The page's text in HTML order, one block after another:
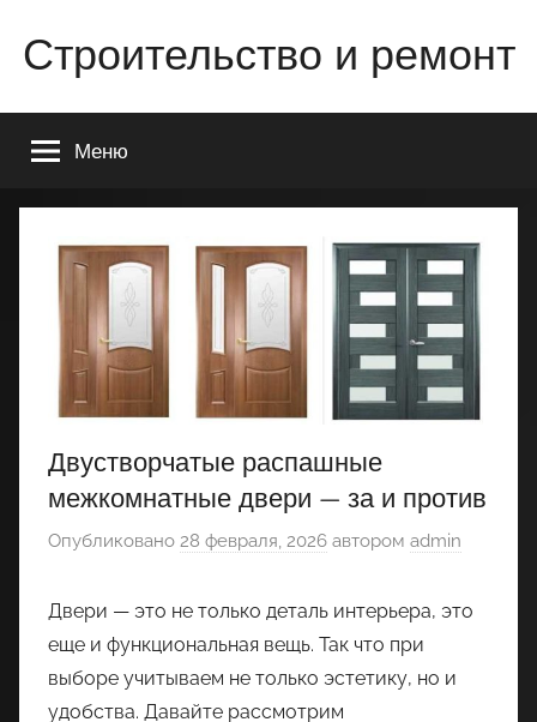
содержимому
Строительство и ремонт
строительстве
ремонте
Вашего
Меню
Двустворчатые распашные
межкомнатные двери — за и против
Опубликовано 28 февраля, 2026 автором admin
Двери — это не только деталь интерьера, это
еще и функциональная вещь. Так что при
выборе учитываем не только эстетику, но и
удобства. Давайте рассмотрим